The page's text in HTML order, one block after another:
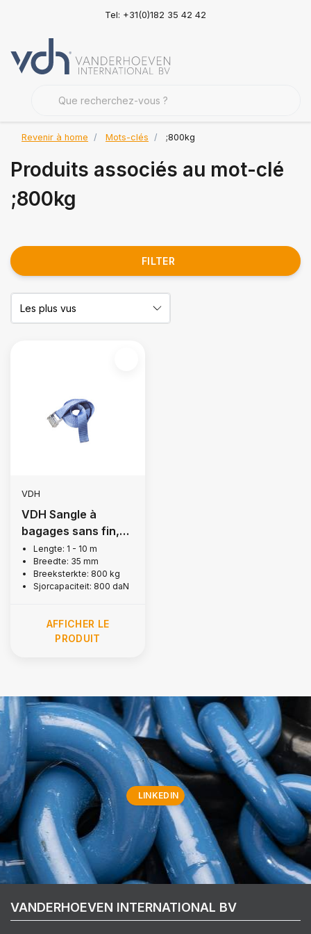
Tel: +31(0)182 35 42 42
Revenir à home Mots-clés ;800kg
Produits associés au mot-clé
;800kg
FILTER
VDH
VDH Sangle à
bagages sans fin,
800 kg
Lengte: 1 - 10 m
Breedte: 35 mm
Breeksterkte: 800 kg
Sjorcapaciteit: 800 daN
AFFICHER LE
PRODUIT
LINKEDIN
VANDERHOEVEN INTERNATIONAL BV